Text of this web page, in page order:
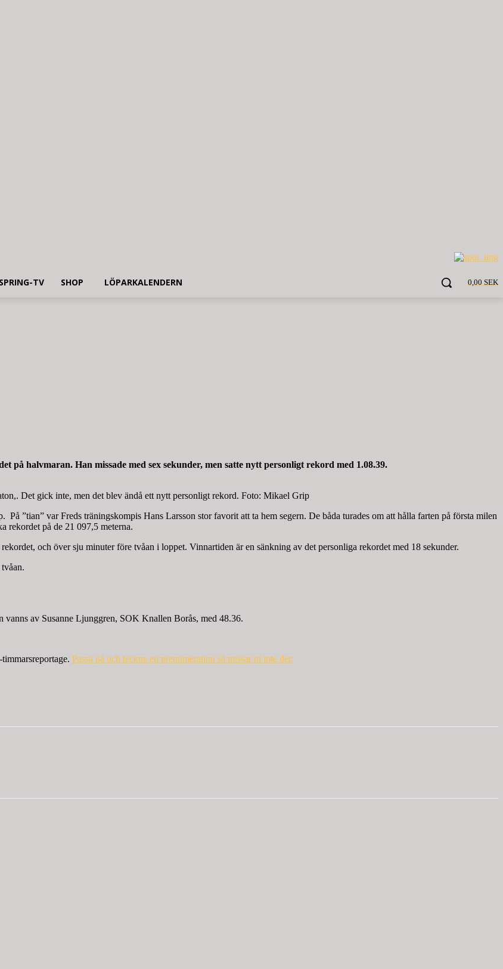
0,00 SEK
SPRING-TV SHOP LÖPARKALENDERN
halvmaran. Han missade med sex sekunder, men satte nytt personligt rekord med 1.08.39.
Det gick inte, men det blev ändå ett nytt personligt rekord. Foto: Mikael Grip
”tian” var Freds träningskompis Hans Larsson stor favorit att ta hem segern. De båda turades om att hålla farten på första milen
rekordet på de 21 097,5 meterna.
och över sju minuter före tvåan i loppet. Vinnartiden är en sänkning av det personliga rekordet med 18 sekunder.
av Susanne Ljunggren, SOK Knallen Borås, med 48.36.
Passa på och teckna en prenumeration så missar ni inte det: